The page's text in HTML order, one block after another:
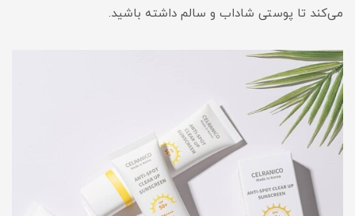
می‌کند تا پوستی شاداب و سالم داشته باشید.